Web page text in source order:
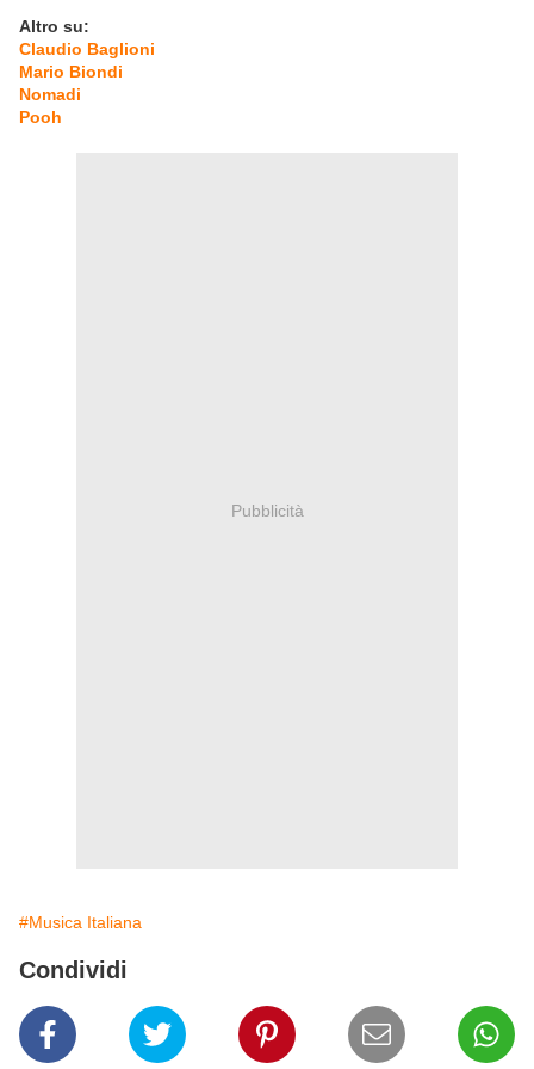
Altro su:
Claudio Baglioni
Mario Biondi
Nomadi
Pooh
Pubblicità
#Musica Italiana
Condividi